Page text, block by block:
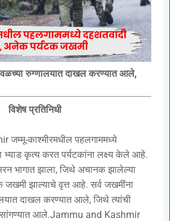
रुग्णालयात दाखल करण्यात आले,
विशेष प्रतिनिधी
काश्मीरमधील पहलगाममध्ये
भ्याड कृत्य करत पर्यटकांना लक्ष्य केले आहे.
भागात झाला, जिथे अचानक झालेल्या
जखमी झाल्याचे वृत्त आहे. सर्व जखमींना
दाखल करण्यात आले, जिथे त्यांची
आले.Jammu and Kashmir